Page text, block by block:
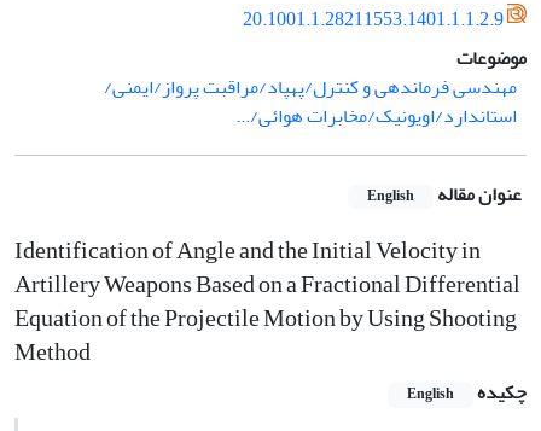
20.1001.1.28211553.1401.1.1.2.9
موضوعات
مهندسی فرماندهی و کنترل/پهپاد/مراقبت پرواز/ایمنی/
استاندارد/اویونیک/مخابرات هوائی/...
عنوان مقاله English
Identification of Angle and the Initial Velocity in
Artillery Weapons Based on a Fractional Differential
Equation of the Projectile Motion by Using Shooting
Method
چکیده English